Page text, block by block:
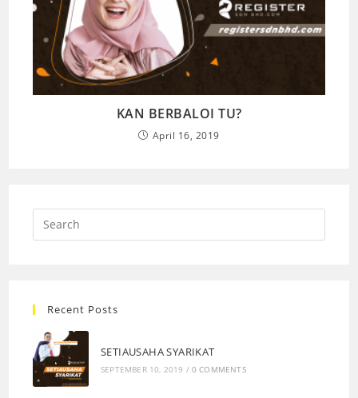
KAN BERBALOI TU?
April 16, 2019
Recent Posts
SETIAUSAHA SYARIKAT
SEPTEMBER 10, 2019 / 0 COMMENTS